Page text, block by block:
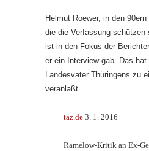
Helmut Roewer, in den
die die Verfassung schützen
ist in den Fokus der
er ein Interview gab. Das hat
Landesvater Thüringens zu
veranlaßt.
taz.de 3. 1. 2016
Ramelow-Kritik an Ex-